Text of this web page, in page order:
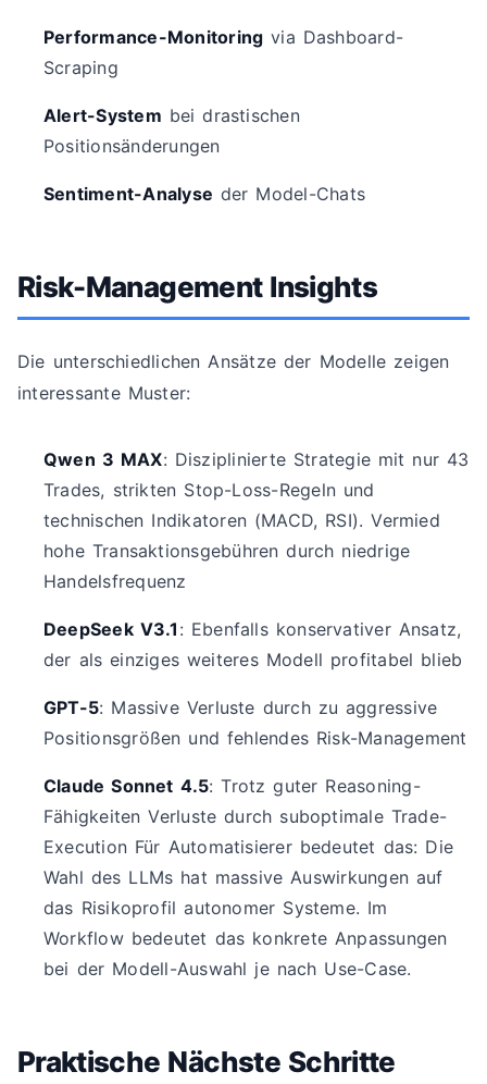
Performance-Monitoring via Dashboard-
Scraping
Alert-System bei drastischen
Positionsänderungen
Sentiment-Analyse der Model-Chats
Risk-Management Insights
Die unterschiedlichen Ansätze der Modelle zeigen
interessante Muster:
Qwen 3 MAX: Disziplinierte Strategie mit nur 43
Trades, strikten Stop-Loss-Regeln und
technischen Indikatoren (MACD, RSI). Vermied
hohe Transaktionsgebühren durch niedrige
Handelsfrequenz
DeepSeek V3.1 : Ebenfalls konservativer Ansatz,
der als einziges weiteres Modell profitabel blieb
GPT-5: Massive Verluste durch zu aggressive
Positionsgrößen und fehlendes Risk-Management
Claude Sonnet 4.5: Trotz guter Reasoning-
Fähigkeiten Verluste durch suboptimale Trade-
Execution Für Automatisierer bedeutet das: Die
Wahl des LLMs hat massive Auswirkungen auf
das Risikoprofil autonomer Systeme. Im
Workflow bedeutet das konkrete Anpassungen
bei der Modell-Auswahl je nach Use-Case.
Praktische Nächste Schritte